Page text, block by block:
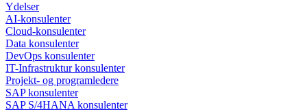
Ydelser
AI-konsulenter
Cloud-konsulenter
Data konsulenter
DevOps konsulenter
IT-Infrastruktur konsulenter
Projekt- og programledere
SAP konsulenter
SAP S/4HANA konsulenter